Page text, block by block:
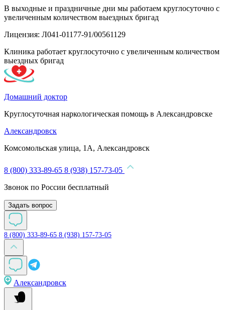
В выходные и праздничные дни мы работаем круглосуточно с
увеличенным количеством выездных бригад
Лицензия: Л041-01177-91/00561129
Клиника работает круглосуточно с увеличенным количеством
выездных бригад
Домашний доктор
Круглосуточная наркологическая помощь в Александровске
Александровск
Комсомольская улица, 1А, Александровск
8 (800) 333-89-65 8 (938) 157-73-05
Звонок по России бесплатный
Задать вопрос
8 (800) 333-89-65 8 (938) 157-73-05
Александровск